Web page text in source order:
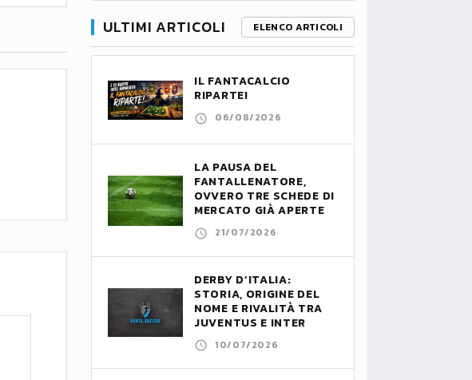
ULTIMI ARTICOLI ELENCO ARTICOLI
IL FANTACALCIO
RIPARTE!
06/08/2026
LA PAUSA DEL
FANTALLENATORE,
OVVERO TRE SCHEDE DI
MERCATO GIÀ APERTE
21/07/2026
DERBY D’ITALIA:
STORIA, ORIGINE DEL
NOME E RIVALITÀ TRA
JUVENTUS E INTER
10/07/2026